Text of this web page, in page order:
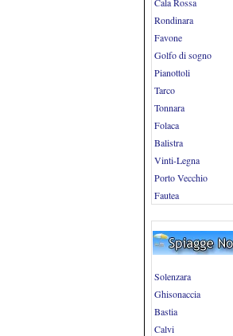
Rondinara
Favone
Golfo di sogno
Pianottoli
Tarco
Tonnara
Folaca
Balistra
Vinti-Legna
Porto Vecchio
Fautea
Solenzara
Ghisonaccia
Bastia
Calvi